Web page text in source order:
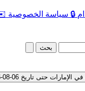
🔒 سياسة الخصوصية
بحث
حتى تاريخ 06-08-2026